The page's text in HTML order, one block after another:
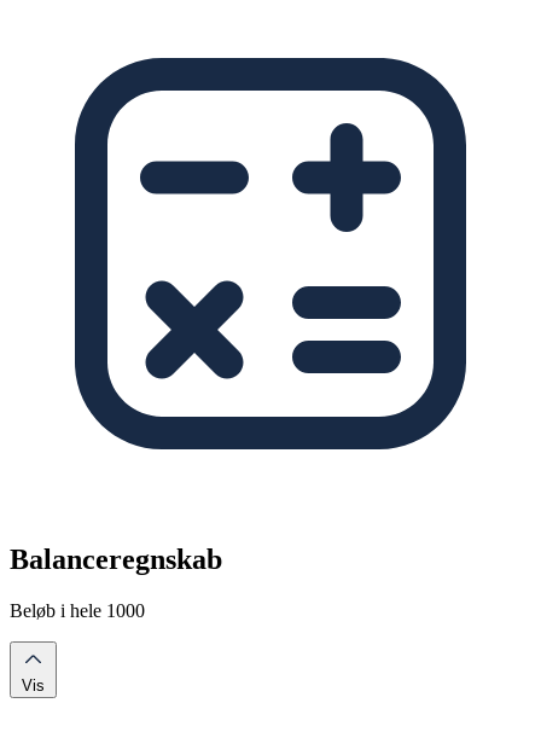
Balanceregnskab
Beløb i hele 1000
Vis